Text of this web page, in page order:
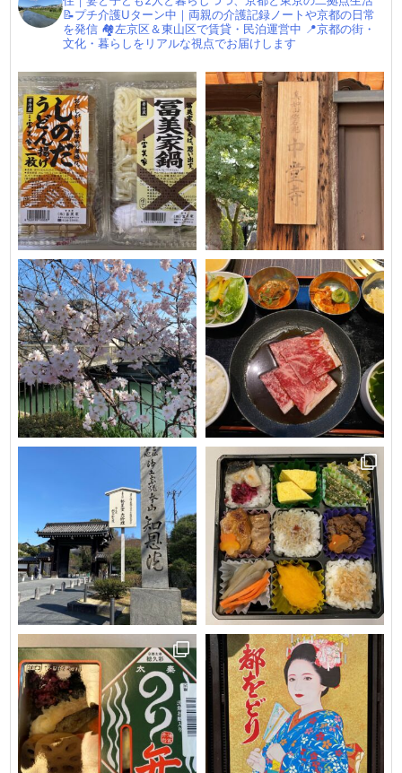
📝プチ介護Uターン中｜両親の介護記録ノートや京都の日常
を発信 🏘左京区＆東山区で賃貸・民泊運営中 📍京都の街・
文化・暮らしをリアルな視点でお届けします